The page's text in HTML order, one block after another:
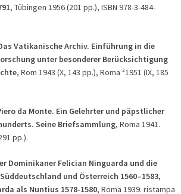
, Tübingen 1956 (201 pp.), ISBN 978-3-484-
Vatikanische Archiv. Einführung in die
unter besonderer Berücksichtigung
, Rom 1943 (X, 143 pp.), Roma ²1951 (IX, 185
da Monte. Ein Gelehrter und päpstlicher
Seine Briefsammlung, Roma 1941.
pp.).
Dominikaner Felician Ninguarda und die
und Österreich 1560–1583,
als Nuntius 1578-1580, Roma 1939. ristampa